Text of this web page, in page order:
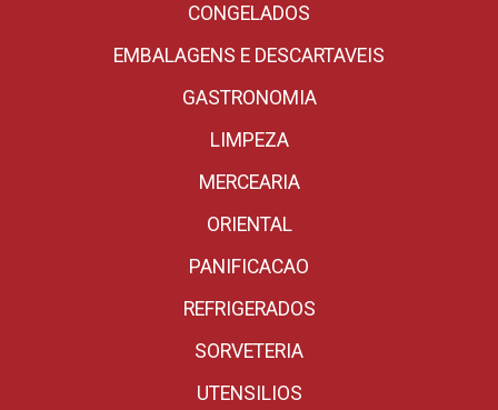
CONGELADOS
EMBALAGENS E DESCARTAVEIS
GASTRONOMIA
LIMPEZA
MERCEARIA
ORIENTAL
PANIFICACAO
REFRIGERADOS
SORVETERIA
UTENSILIOS